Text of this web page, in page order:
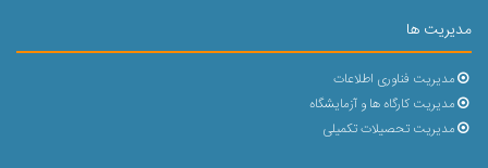
مدیریت ها
مدیریت فناوری اطلاعات
مدیریت کارگاه ها و آزمایشگاه
مدیریت تحصیلات تکمیلی